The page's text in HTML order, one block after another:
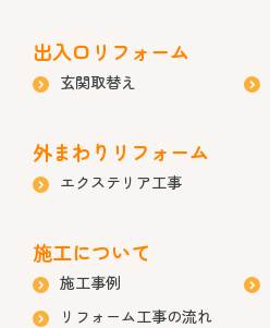
出入口リフォーム
玄関取替え
外まわりリフォーム
エクステリア工事
施工について
施工事例
リフォーム工事の流れ